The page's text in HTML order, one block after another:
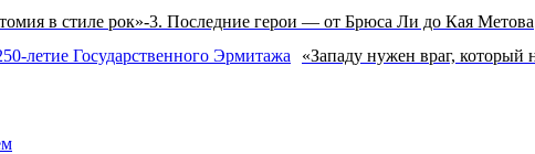
в стиле рок»-3. Последние герои — от Брюса Ли до Кая Метова
«Западу нужен враг, который